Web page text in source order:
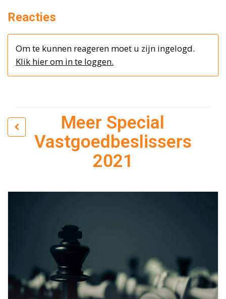
Reacties
Om te kunnen reageren moet u zijn ingelogd.
Klik hier om in te loggen.
Meer Special
Vastgoedbeslissers
2021